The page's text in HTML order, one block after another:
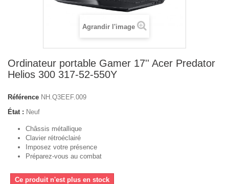
Agrandir l'image
Ordinateur portable Gamer 17'' Acer Predator
Helios 300 317-52-550Y
Référence NH.Q3EEF.009
État : Neuf
Châssis métallique
Clavier rétroéclairé
Imposez votre présence
Préparez-vous au combat
Ce produit n'est plus en stock